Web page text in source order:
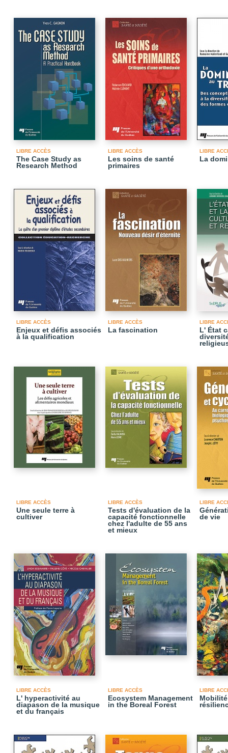
LIBRE ACCÈS
The Case Study as
Research Method
LIBRE ACCÈS
Les soins de santé
primaires
LIBRE
La
LIBRE ACCÈS
Enjeux et défis associés
à la qualification
LIBRE ACCÈS
La fascination
LIBRE
L' État
LIBRE ACCÈS
Une seule terre à
cultiver
LIBRE ACCÈS
Tests d'évaluation de la
capacité fonctionnelle
chez l'adulte de 55 ans
et mieux
LIBRE
de vie
LIBRE ACCÈS
L' hyperactivité au
diapason de la musique
et du français
LIBRE ACCÈS
Ecosystem Management
in the Boreal Forest
LIBRE